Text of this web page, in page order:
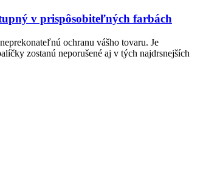
v prispôsobiteľných farbách
ochranu vášho tovaru. Je
zostanú neporušené aj v tých najdrsnejších